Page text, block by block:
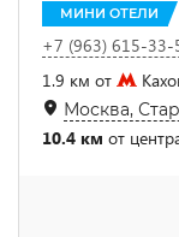
МИНИ ОТЕЛИ
+7 (963) 615-33-
1.9 км от
Москва,
10.4 км от